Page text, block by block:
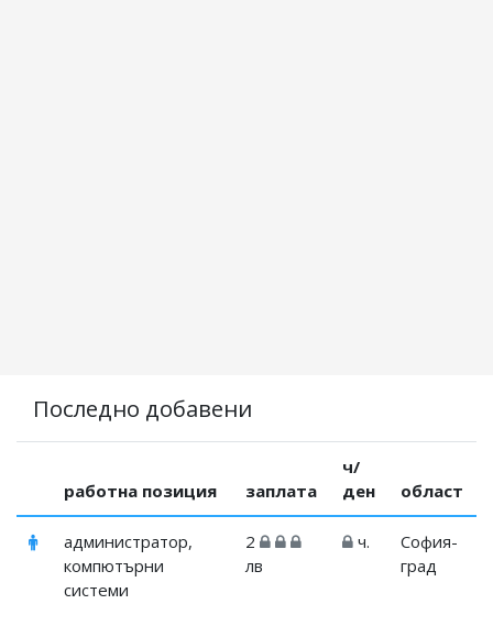
Последно добавени
работна позиция заплата
ч/
ден
област
администратор,
компютърни
системи
2
лв
ч.
София-
град